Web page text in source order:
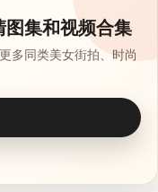
集和视频合集
多同类美女街拍、时尚